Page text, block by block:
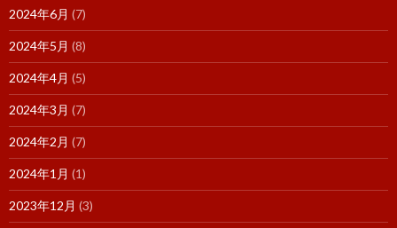
2024年6月 (7)
2024年5月 (8)
2024年4月 (5)
2024年3月 (7)
2024年2月 (7)
2024年1月 (1)
2023年12月 (3)